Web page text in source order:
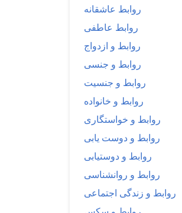
روابط عاشقانه
روابط عاطفی
روابط و ازدواج
روابط و جنسی
روابط و جنسیت
روابط و خانواده
روابط و خواستگاری
روابط و دوست یابی
روابط و دوستیابی
روابط و روانشناسی
روابط و زندگی اجتماعی